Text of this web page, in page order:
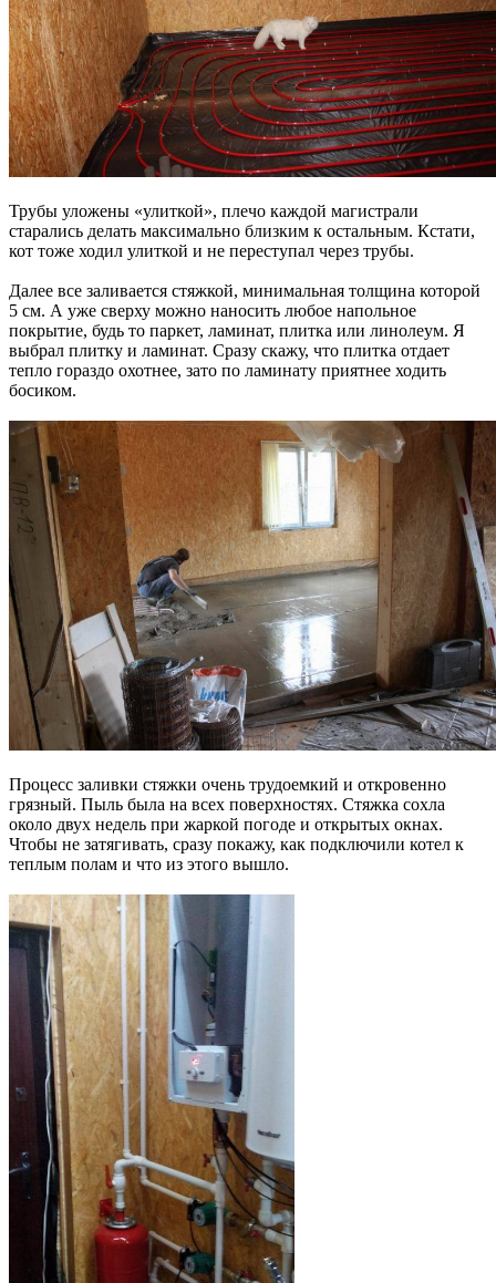
Трубы уложены «улиткой», плечо каждой магистрали
старались делать максимально близким к остальным. Кстати,
кот тоже ходил улиткой и не переступал через трубы.
Далее все заливается стяжкой, минимальная толщина которой
5 см. А уже сверху можно наносить любое напольное
покрытие, будь то паркет, ламинат, плитка или линолеум. Я
выбрал плитку и ламинат. Сразу скажу, что плитка отдает
тепло гораздо охотнее, зато по ламинату приятнее ходить
босиком.
Процесс заливки стяжки очень трудоемкий и откровенно
грязный. Пыль была на всех поверхностях. Стяжка сохла
около двух недель при жаркой погоде и открытых окнах.
Чтобы не затягивать, сразу покажу, как подключили котел к
теплым полам и что из этого вышло.